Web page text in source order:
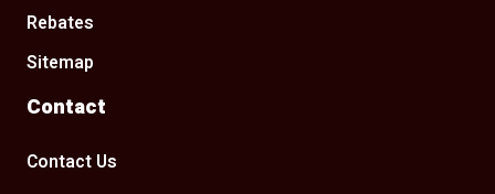
Rebates
Sitemap
Contact
Contact Us